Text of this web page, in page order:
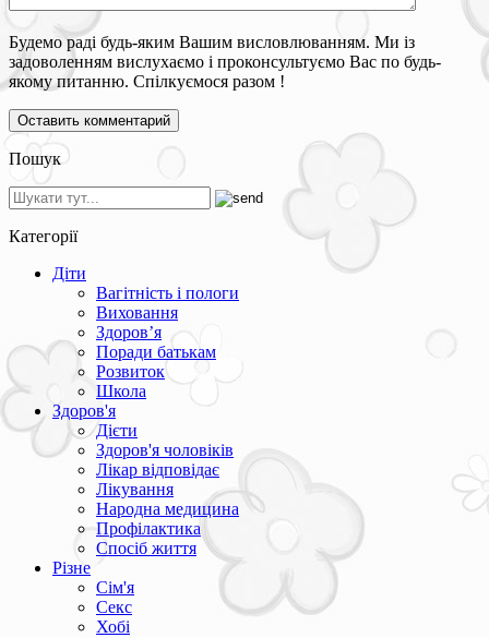
Будемо раді будь-яким Вашим висловлюванням. Ми із
задоволенням вислухаємо і проконсультуємо Вас по будь-
якому питанню. Спілкуємося разом !
Пошук
Категорії
Діти
Вагітність і пологи
Виховання
Здоров’я
Поради батькам
Розвиток
Школа
Здоров'я
Дієти
Здоров'я чоловіків
Лікар відповідає
Лікування
Народна медицина
Профілактика
Спосіб життя
Різне
Сім'я
Секс
Хобі